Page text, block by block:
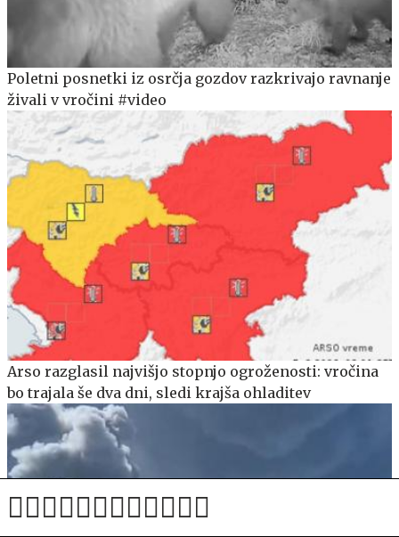
Poletni posnetki iz osrčja gozdov razkrivajo ravnanje
živali v vročini #video
Arso razglasil najvišjo stopnjo ogroženosti: vročina
bo trajala še dva dni, sledi krajša ohladitev